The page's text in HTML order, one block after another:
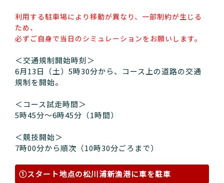
利用する駐車場により移動が異なり、一部制約が生じる
ため、
必ずご自身で当日のシミュレーションをお願いします。
＜交通規制開始時刻＞
6月13日（土）5時30分から、コース上の道路の交通
規制を開始。
＜コース試走時間＞
5時45分〜6時45分（1時間）
＜競技開始＞
7時00分から順次（10時30分ごろまで）
①スタート地点の松川浦新漁港に車を駐車